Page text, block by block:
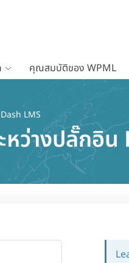
คุณสมบัติของ WPML
LMS
หว่างปลั๊กอิ